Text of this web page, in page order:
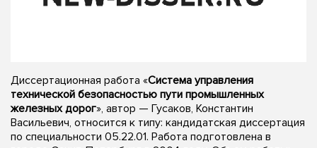
Диссертационная работа «Система управления
технической безопасностью пути промышленных
железных дорог», автор — Гусаков, Константин
Васильевич, относится к типу: кандидатская диссертация
по специальности 05.22.01. Работа подготовлена в